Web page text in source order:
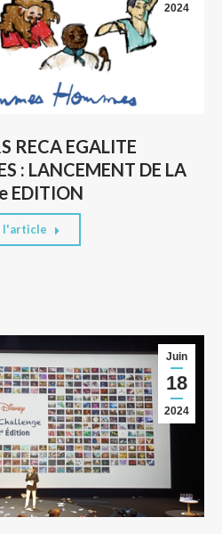
RECA EGALITE
: LANCEMENT DE LA
EDITION
2024
l'article
Juin
18
2024